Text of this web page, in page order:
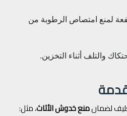
لمنع امتصاص الرطوبة من
والتلف أثناء التخزين.
لضمانمنع خدوش الأثاث، مثل: